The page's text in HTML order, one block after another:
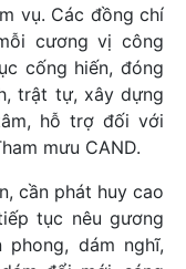
vụ. Các đồng chí
cương vị công
cống hiến, đóng
trật tự, xây dựng
hỗ trợ đối với
mưu CAND.
cần phát huy cao
tục nêu gương
dám nghĩ,